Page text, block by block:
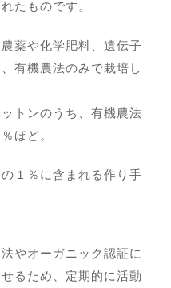
たものです。
薬や化学肥料、遺伝子
有機農法のみで栽培し
トンのうち、有機農法
ほど。
１％に含まれる作り手
やオーガニック認証に
るため、定期的に活動